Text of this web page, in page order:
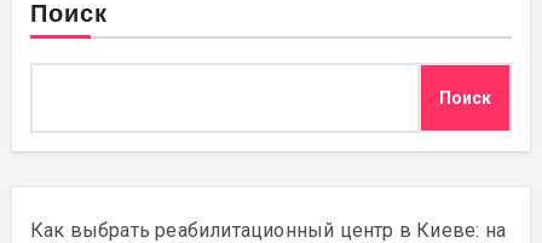
Поиск
Поиск
Как выбрать реабилитационный центр в Киеве: на